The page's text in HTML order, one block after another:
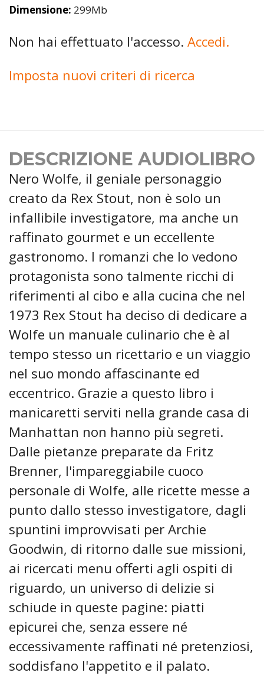
Dimensione: 299Mb
Non hai effettuato l'accesso. Accedi.
Imposta nuovi criteri di ricerca
DESCRIZIONE AUDIOLIBRO
Nero Wolfe, il geniale personaggio
creato da Rex Stout, non è solo un
infallibile investigatore, ma anche un
raffinato gourmet e un eccellente
gastronomo. I romanzi che lo vedono
protagonista sono talmente ricchi di
riferimenti al cibo e alla cucina che nel
1973 Rex Stout ha deciso di dedicare a
Wolfe un manuale culinario che è al
tempo stesso un ricettario e un viaggio
nel suo mondo affascinante ed
eccentrico. Grazie a questo libro i
manicaretti serviti nella grande casa di
Manhattan non hanno più segreti.
Dalle pietanze preparate da Fritz
Brenner, l'impareggiabile cuoco
personale di Wolfe, alle ricette messe a
punto dallo stesso investigatore, dagli
spuntini improvvisati per Archie
Goodwin, di ritorno dalle sue missioni,
ai ricercati menu offerti agli ospiti di
riguardo, un universo di delizie si
schiude in queste pagine: piatti
epicurei che, senza essere né
eccessivamente raffinati né pretenziosi,
soddisfano l'appetito e il palato.